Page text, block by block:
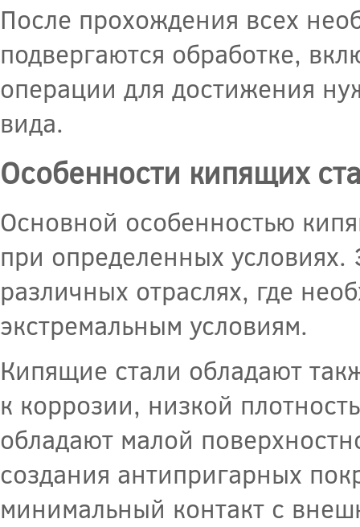
После прохождения всех
подвергаются обработке,
операции для достижения
вида.
Особенности кипящих
Основной особенностью
при определенных условиях.
различных отраслях, где
экстремальным условиям.
Кипящие стали обладают
к коррозии, низкой
обладают малой
создания антипригарных
минимальный контакт с